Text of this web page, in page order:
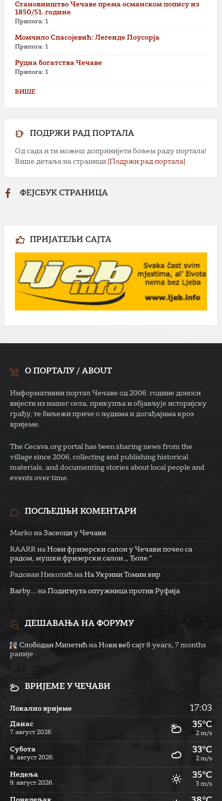
Становништво Чечаве према османском попису из
1850/51. године
Прилога: 1
Момчило Спасојевић: Легенде Поусорја
Прилога: 1
Рудна богатства Чечаве
Прилога: 1
ВИШЕ
ПОДРЖИ РАД ПОРТАЛА
Од сада и ти можеш допринијети бољем раду портала!
Више детаља на страници [Подржи рад портала]
ФЕЈСБУК СТРАНИЦА
ПРИЈАТЕЉИ САЈТА
О ПОРТАЛУ / ABOUT
Информативни портал Чечаве од 2006. године доноси
вијести из нашег села, прикупља и објављује историјску
грађу, те биљежи приче о људима и догађајима кроз
вријеме.
The Cecava.org portal has been sharing news from the
village since 2006, collecting and publishing historical
materials, and documenting stories about local people and
events over time.
ПОСЉЕДЊИ КОМЕНТАРИ
Marko на Засеоци у Чечави
RAARR на Нови фризерски салон у Чечави почео са
радом, мушки фризерски салон ,, Ђоле “
Радован Николић на На Укрини Томин вир
Barby... на Подигнута оптужница против Руфија
ДЕШАВАЊА НА ФОРУМУ
Слободан Милетић на Нови веб сајт 8 years, 7 months
раније
ВРИЈЕМЕ У ЧЕЧАВИ
Локално вријеме 17:03
Данас
7. август 2026.
35°C
2 m/s
Субота
8. август 2026.
33°C
2 m/s
Недеља
9. август 2026.
35°C
3 m/s